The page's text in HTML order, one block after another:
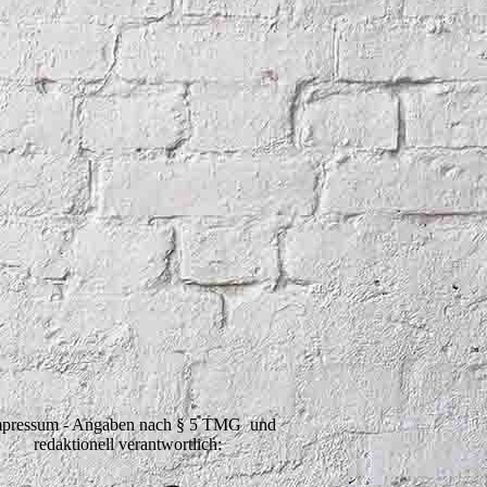
- Angaben nach § 5 TMG und
redaktionell verantwortlich: